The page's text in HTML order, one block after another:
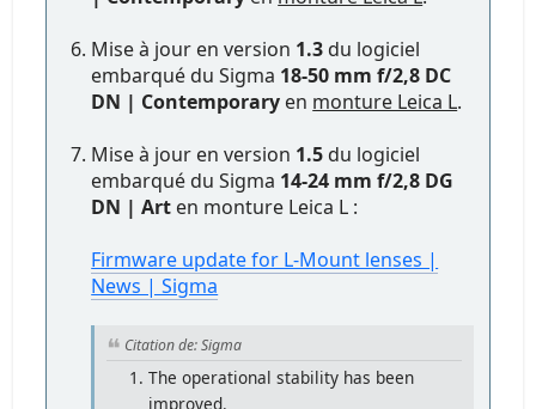
Mise à jour en version 1.3 du logiciel
embarqué du Sigma 18-50 mm f/2,8 DC
DN | Contemporary en monture Leica L.
Mise à jour en version 1.5 du logiciel
embarqué du Sigma 14-24 mm f/2,8 DG
DN | Art en monture Leica L :
Firmware update for L-Mount lenses |
News | Sigma
Citation de: Sigma
The operational stability has been
improved.